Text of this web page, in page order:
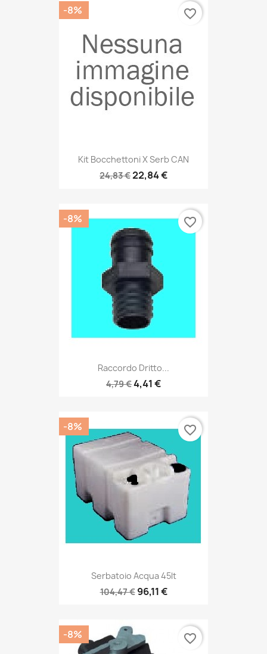
Kit Bocchettoni X Serb CAN
24,83 €22,84 €
-8% favorite_border
Raccordo Dritto...
4,79 €4,41 €
-8% favorite_border
Serbatoio Acqua 45lt
104,47 € 96,11 €
-8% favorite_border
-8% favorite_border